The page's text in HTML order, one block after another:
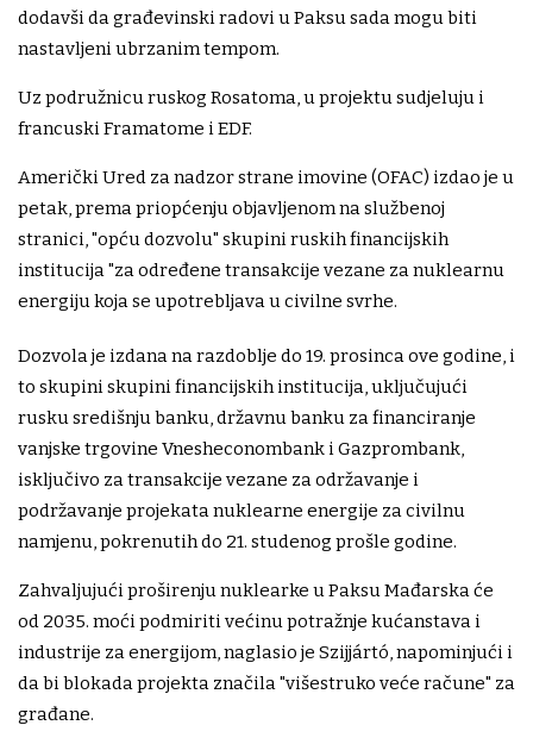
dodavši da građevinski radovi u Paksu sada mogu biti
nastavljeni ubrzanim tempom.
Uz podružnicu ruskog Rosatoma, u projektu sudjeluju i
francuski Framatome i EDF.
Američki Ured za nadzor strane imovine (OFAC) izdao je u
petak, prema priopćenju objavljenom na službenoj
stranici, "opću dozvolu" skupini ruskih financijskih
institucija "za određene transakcije vezane za nuklearnu
energiju koja se upotrebljava u civilne svrhe.
Dozvola je izdana na razdoblje do 19. prosinca ove godine, i
to skupini skupini financijskih institucija, uključujući
rusku središnju banku, državnu banku za financiranje
vanjske trgovine Vnesheconombank i Gazprombank,
isključivo za transakcije vezane za održavanje i
podržavanje projekata nuklearne energije za civilnu
namjenu, pokrenutih do 21. studenog prošle godine.
Zahvaljujući proširenju nuklearke u Paksu Mađarska će
od 2035. moći podmiriti većinu potražnje kućanstava i
industrije za energijom, naglasio je Szijjártó, napominjući i
da bi blokada projekta značila "višestruko veće račune" za
građane.